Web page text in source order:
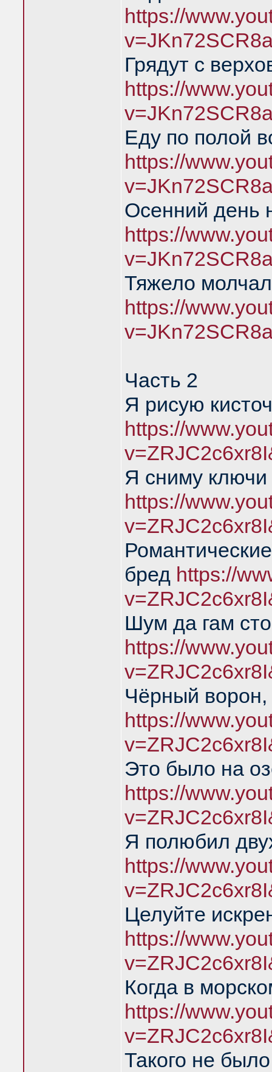
https://
Грядут с
https://
Еду по полой
https://
Осенний день
https://
Тяжело
https://
Часть 2
Я рисую
https://
Я сниму ключи
https://
бред https://
Шум да гам
https://
Чёрный
https://
Это было на
https://
Я полюбил
https://
Целуйте
https://
Когда в
https://
Такого не